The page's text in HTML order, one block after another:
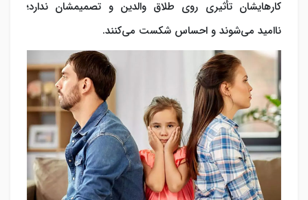
کارهایشان تأثیری روی طلاق والدین و تصمیمشان ندارد؛
ناامید می‌شوند و احساس شکست می‌کنند.